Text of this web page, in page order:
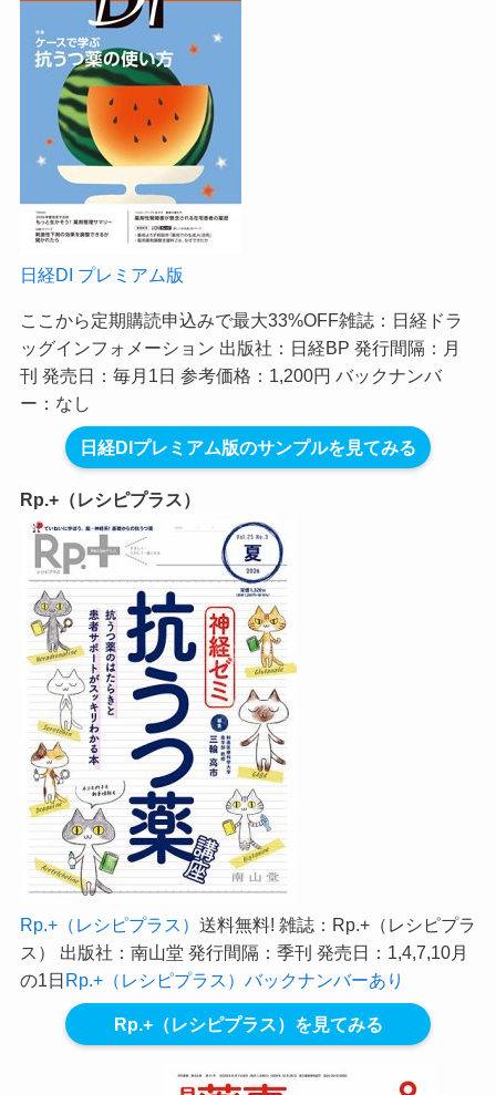
日経DI プレミアム版
ここから定期購読申込みで最大33%OFF雑誌：日経ドラ
ッグインフォメーション 出版社：日経BP 発行間隔：月
刊 発売日：毎月1日 参考価格：1,200円 バックナンバ
ー：なし
日経DIプレミアム版のサンプルを見てみる
Rp.+（レシピプラス）
Rp.+（レシピプラス） 送料無料! 雑誌：Rp.+（レシピプラ
ス） 出版社：南山堂 発行間隔：季刊 発売日：1,4,7,10月
の1日Rp.+（レシピプラス）バックナンバーあり
Rp.+（レシピプラス）を見てみる